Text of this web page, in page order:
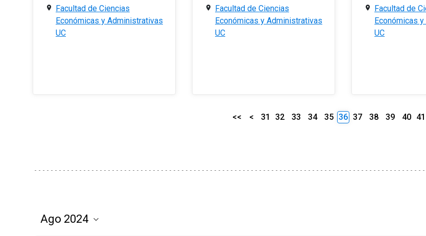
Facultad de Ciencias
Económicas y Administrativas
UC
Facultad de Ciencias
Económicas y Administrativas
UC
Facultad de
Económicas
UC
<< < 31 32 33 34 35 36 37 38 39 40 41